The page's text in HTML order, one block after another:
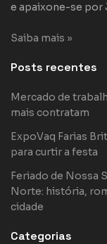
e apaixone-se por
Saiba mais »
Posts recentes
Mercado de
mais contratam
ExpoVaq Farias
para curtir a festa
Feriado de Nossa
Norte: história,
cidade
Categorias